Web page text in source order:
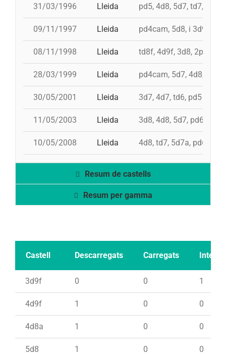
31/03/1996 Lleida pd5, 4d8, 5d7, td7, pd6
09/11/1997 Lleida pd4cam, 5d8, i 3d9f,
08/11/1998 Lleida td8f, 4d9f, 3d8, 2pd5
28/03/1999 Lleida pd4cam, 5d7, 4d8, 3d7,
30/05/2001 Lleida 3d7, 4d7, td6, pd5
11/05/2003 Lleida 3d8, 4d8, 5d7, pd6c
10/05/2008 Lleida 4d8, td7, 5d7a, pd6, pd4
Resum de castells
Resum per gamma
Castell Descarregats Carregats Intents
3d9f 0 0 1
4d9f 1 0 0
4d8a 1 0 0
5d8 1 0 0